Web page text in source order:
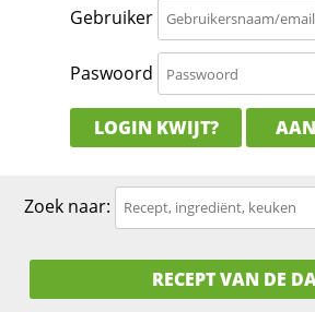
Gebruiker
Paswoord
LOGIN KWIJT?
Zoek naar:
RECEPT VAN DE